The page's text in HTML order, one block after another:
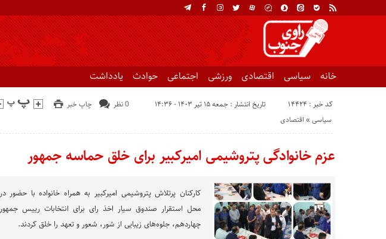
خانه سیاسی اقتصادی ورزشی اجتماعی حوادث یادداشت
کد خبر : 14424 تاریخ انتشار : جمعه ۱۵ تیر ۱۴۰۳ - ۱۴:۳۶ چاپ خبر
0 نظر
اقتصادی « سیاسی
عزم خانوادگی پتروشیمی امیرکبیر برای خلق حماسه جمهور
کارکنان پرتلاش پتروشیمی امیرکبیر به همراه خانواده با حضور در
محل استقرار صندوق سیار اخذ رای برای انتخابات رییس جمهور
چهاردهم، جلوه‌های زیبایی از شور، شعور و تعهد را خلق کردند.